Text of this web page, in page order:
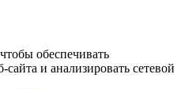
обеспечивать
и анализировать сетевой